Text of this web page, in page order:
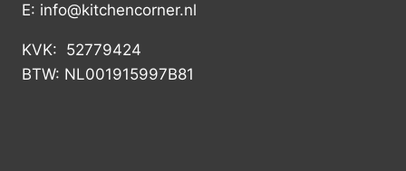
E: info@kitchencorner.nl
KVK: 52779424
BTW: NL001915997B81